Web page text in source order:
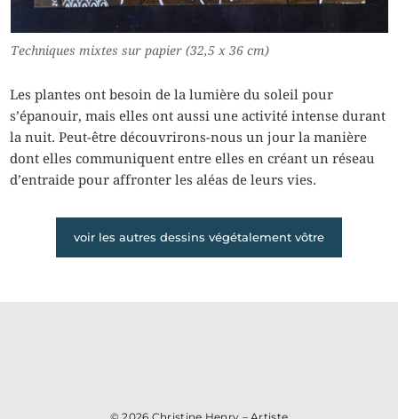
Techniques mixtes sur papier (32,5 x 36 cm)
Les plantes ont besoin de la lumière du soleil pour
s’épanouir, mais elles ont aussi une activité intense durant
la nuit. Peut-être découvrirons-nous un jour la manière
dont elles communiquent entre elles en créant un réseau
d’entraide pour affronter les aléas de leurs vies.
voir les autres dessins végétalement vôtre